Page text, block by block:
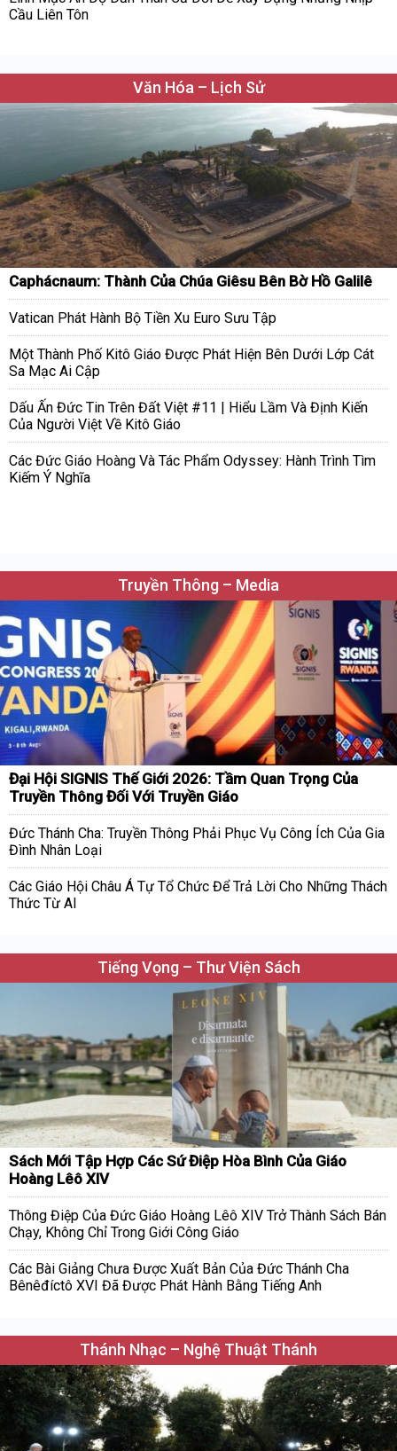
Cầu Liên Tôn
Văn Hóa – Lịch Sử
Caphácnaum: Thành Của Chúa Giêsu Bên Bờ Hồ Galilê
Vatican Phát Hành Bộ Tiền Xu Euro Sưu Tập
Một Thành Phố Kitô Giáo Được Phát Hiện Bên Dưới Lớp Cát
Sa Mạc Ai Cập
Dấu Ấn Đức Tin Trên Đất Việt #11 | Hiểu Lầm Và Định Kiến
Của Người Việt Về Kitô Giáo
Các Đức Giáo Hoàng Và Tác Phẩm Odyssey: Hành Trình Tìm
Kiếm Ý Nghĩa
Truyền Thông – Media
Đại Hội SIGNIS Thế Giới 2026: Tầm Quan Trọng Của
Truyền Thông Đối Với Truyền Giáo
Đức Thánh Cha: Truyền Thông Phải Phục Vụ Công Ích Của Gia
Đình Nhân Loại
Các Giáo Hội Châu Á Tự Tổ Chức Để Trả Lời Cho Những Thách
Thức Từ AI
Tiếng Vọng – Thư Viện Sách
Sách Mới Tập Hợp Các Sứ Điệp Hòa Bình Của Giáo
Hoàng Lêô XIV
Thông Điệp Của Đức Giáo Hoàng Lêô XIV Trở Thành Sách Bán
Chạy, Không Chỉ Trong Giới Công Giáo
Các Bài Giảng Chưa Được Xuất Bản Của Đức Thánh Cha
Bênêđíctô XVI Đã Được Phát Hành Bằng Tiếng Anh
Thánh Nhạc – Nghệ Thuật Thánh